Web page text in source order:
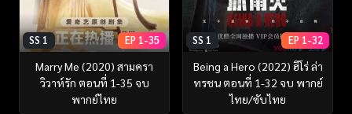
SS 1 EP 1-35
Marry Me (2020) สามครา
วิวาห์รัก ตอนที่ 1-35 จบ
พากย์ไทย
SS 1 EP 1-32
Being a Hero (2022) ฮีโร่ ล่า
ทรชน ตอนที่ 1-32 จบ พากย์
ไทย/ซับไทย